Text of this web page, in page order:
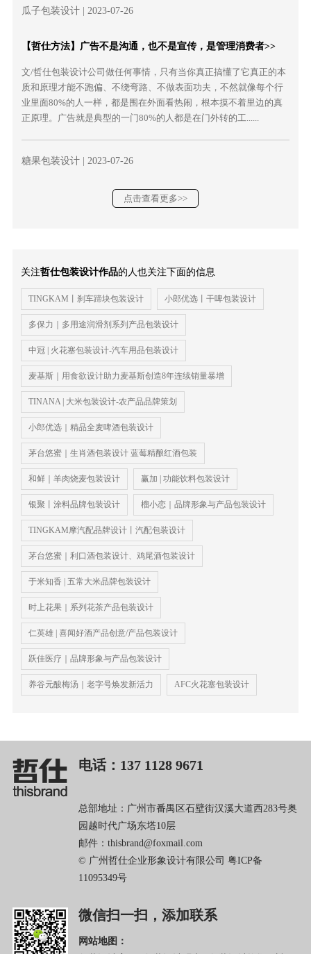
瓜子包装设计| 2023-07-26
【哲仕方法】广告不是沟通，也不是宣传，是管理消费者>>
文/哲仕包装设计公司做任何事情，只有当你真正搞懂了它真正的本
质和原理才能不跑偏、不绕弯路、不做表面功夫，不然就像每个行
业里面80%的人一样，都是围在外面看热闹，根本摸不着里边的真
正原理。广告就是典型的一门80%的人都是在门外转的工......
糖果包装设计| 2023-07-26
点击查看更多>>
关注哲仕包装设计作品的人也关注下面的信息
TINGKAM丨刹车蹄块包装设计 小郎优选丨干啤包装设计
多保力｜多用途润滑剂系列产品包装设计
中冠 | 火花塞包装设计-汽车用品包装设计
麦基斯｜用食欲设计助力麦基斯创造8年连续销量暴增
TINANA | 大米包装设计-农产品品牌策划
小郎优选｜精品全麦啤酒包装设计
茅台悠蜜｜生肖酒包装设计 蓝莓精酿红酒包装
和鲜｜羊肉烧麦包装设计 赢加 | 功能饮料包装设计
银聚丨涂料品牌包装设计 榴小恋｜品牌形象与产品包装设计
TINGKAM摩汽配品牌设计丨汽配包装设计
茅台悠蜜｜利口酒包装设计、鸡尾酒包装设计
于米知香 | 五常大米品牌包装设计
时上花果｜系列花茶产品包装设计
仁英雄 | 喜闻好酒产品创意/产品包装设计
跃佳医疗｜品牌形象与产品包装设计
养谷元酸梅汤｜老字号焕发新活力 AFC火花塞包装设计
电话：137 1128 9671
总部地址：广州市番禺区石壁街汉溪大道西283号奥
园越时代广场东塔10层
邮件：thisbrand@foxmail.com
© 广州哲仕企业形象设计有限公司 粤ICP备
11095349号
微信扫一扫，添加联系
网站地图：